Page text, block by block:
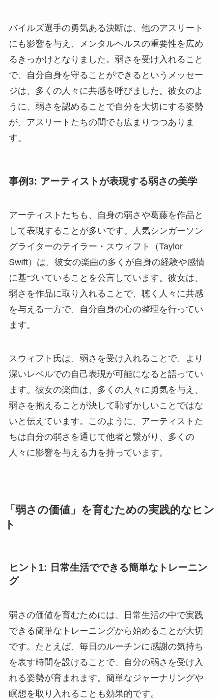
バイルズ選手の勇気ある決断は、他のアスリート
にも影響を与え、メンタルヘルスの重要性を広め
るきっかけとなりました。弱さを受け入れること
で、自分自身を守ることができるというメッセー
ジは、多くの人々に共感を呼びました。彼女のよ
うに、弱さを認めることで自分を大切にする姿勢
が、アスリートたちの間でも広まりつつありま
す。
事例3: アーティストが表現する弱さの美学
アーティストたちも、自身の弱さや葛藤を作品と
して表現することが多いです。人気シンガーソン
グライターのテイラー・スウィフト（Taylor
Swift）は、彼女の楽曲の多くが自身の経験や感情
に基づいていることを公言しています。彼女は、
弱さを作品に取り入れることで、聴く人々に共感
を与える一方で、自分自身の心の整理を行ってい
ます。
スウィフト氏は、弱さを受け入れることで、より
深いレベルでの自己表現が可能になると語ってい
ます。彼女の楽曲は、多くの人々に勇気を与え、
弱さを抱えることが決して恥ずかしいことではな
いと伝えています。このように、アーティストた
ちは自分の弱さを通じて他者と繋がり、多くの
人々に影響を与える力を持っています。
「弱さの価値」を育むための実践的なヒン
ト
ヒント1: 日常生活でできる簡単なトレーニン
グ
弱さの価値を育むためには、日常生活の中で実践
できる簡単なトレーニングから始めることが大切
です。たとえば、毎日のルーチンに感謝の気持ち
を表す時間を設けることで、自分の弱さを受け入
れる姿勢が育まれます。簡単なジャーナリングや
瞑想を取り入れることも効果的です。